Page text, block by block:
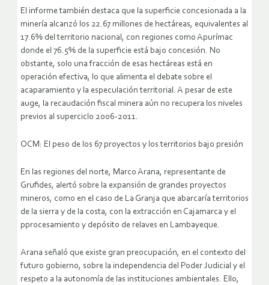
El informe también destaca que la superficie concesionada a la
minería alcanzó los 22.67 millones de hectáreas, equivalentes al
17.6% del territorio nacional, con regiones como Apurímac
donde el 76.5% de la superficie está bajo concesión. No
obstante, solo una fracción de esas hectáreas está en
operación efectiva, lo que alimenta el debate sobre el
acaparamiento y la especulación territorial. A pesar de este
auge, la recaudación fiscal minera aún no recupera los niveles
previos al superciclo 2006-2011.
OCM: El peso de los 67 proyectos y los territorios bajo presión
En las regiones del norte, Marco Arana, representante de
Grufides, alertó sobre la expansión de grandes proyectos
mineros, como en el caso de La Granja que abarcaría territorios
de la sierra y de la costa, con la extracción en Cajamarca y el
pprocesamiento y depósito de relaves en Lambayeque.
Arana señaló que existe gran preocupación, en el contexto del
futuro gobierno, sobre la independencia del Poder Judicial y el
respeto a la autonomía de las instituciones ambientales. Ello,